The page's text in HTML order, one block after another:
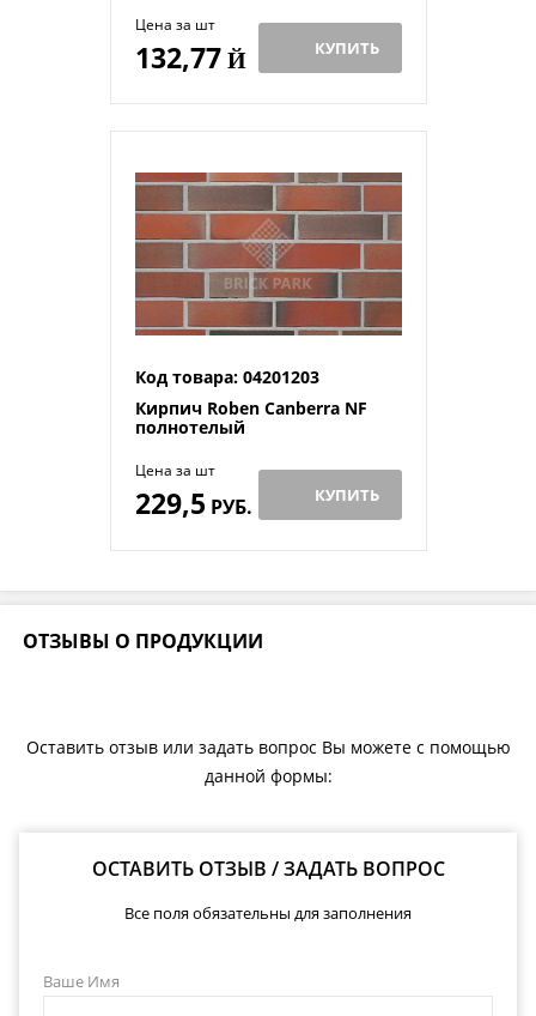
Цена за шт
132,77Й КУПИТЬ
Код товара: 04201203
Кирпич Roben Canberra NF
полнотелый
Цена за шт
229,5 РУБ. КУПИТЬ
ОТЗЫВЫ О ПРОДУКЦИИ
Оставить отзыв или задать вопрос Вы можете с помощью
данной формы:
ОСТАВИТЬ ОТЗЫВ / ЗАДАТЬ ВОПРОС
Все поля обязательны для заполнения
Ваше Имя